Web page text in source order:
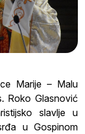
Marije – Malu
Roko Glasnović
slavlje u
u Gospinom